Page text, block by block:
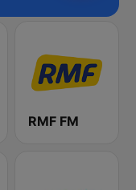
RMF FM